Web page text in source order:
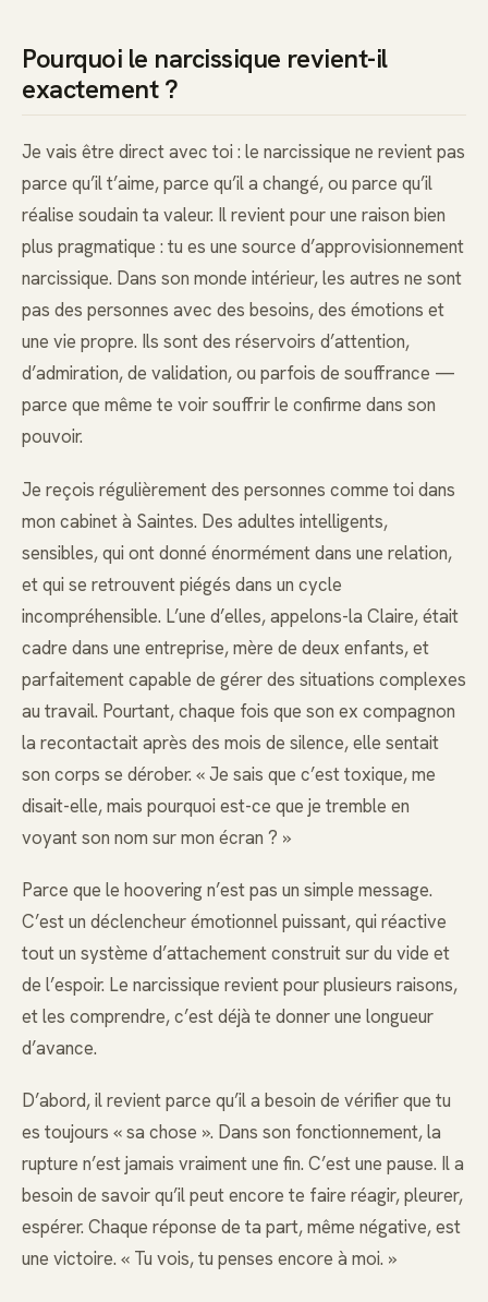
Pourquoi le narcissique revient-il
exactement ?
Je vais être direct avec toi : le narcissique ne revient pas
parce qu’il t’aime, parce qu’il a changé, ou parce qu’il
réalise soudain ta valeur. Il revient pour une raison bien
plus pragmatique : tu es une source d’approvisionnement
narcissique. Dans son monde intérieur, les autres ne sont
pas des personnes avec des besoins, des émotions et
une vie propre. Ils sont des réservoirs d’attention,
d’admiration, de validation, ou parfois de souffrance —
parce que même te voir souffrir le confirme dans son
pouvoir.
Je reçois régulièrement des personnes comme toi dans
mon cabinet à Saintes. Des adultes intelligents,
sensibles, qui ont donné énormément dans une relation,
et qui se retrouvent piégés dans un cycle
incompréhensible. L’une d’elles, appelons-la Claire, était
cadre dans une entreprise, mère de deux enfants, et
parfaitement capable de gérer des situations complexes
au travail. Pourtant, chaque fois que son ex compagnon
la recontactait après des mois de silence, elle sentait
son corps se dérober. « Je sais que c’est toxique, me
disait-elle, mais pourquoi est-ce que je tremble en
voyant son nom sur mon écran ? »
Parce que le hoovering n’est pas un simple message.
C’est un déclencheur émotionnel puissant, qui réactive
tout un système d’attachement construit sur du vide et
de l’espoir. Le narcissique revient pour plusieurs raisons,
et les comprendre, c’est déjà te donner une longueur
d’avance.
D’abord, il revient parce qu’il a besoin de vérifier que tu
es toujours « sa chose ». Dans son fonctionnement, la
rupture n’est jamais vraiment une fin. C’est une pause. Il a
besoin de savoir qu’il peut encore te faire réagir, pleurer,
espérer. Chaque réponse de ta part, même négative, est
une victoire. « Tu vois, tu penses encore à moi. »